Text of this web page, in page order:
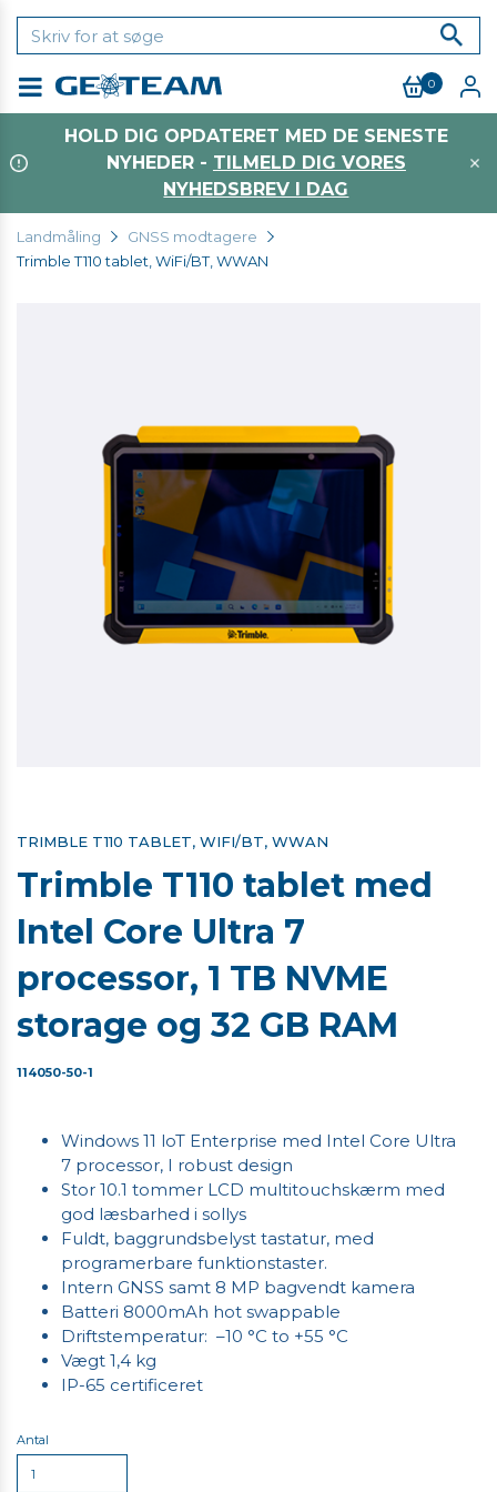
0
HOLD DIG OPDATERET MED DE SENESTE
NYHEDER - TILMELD DIG VORES
NYHEDSBREV I DAG
Landmåling
GNSS modtagere
Trimble T110 tablet, WiFi/BT, WWAN
TRIMBLE T110 TABLET, WIFI/BT, WWAN
Trimble T110 tablet med
Intel Core Ultra 7
processor, 1 TB NVME
storage og 32 GB RAM
114050-50-1
Windows 11 loT Enterprise med Intel Core Ultra
7 processor, I robust design
Stor 10.1 tommer LCD multitouchskærm med
god læsbarhed i sollys
Fuldt, baggrundsbelyst tastatur, med
programerbare funktionstaster.
Intern GNSS samt 8 MP bagvendt kamera
Batteri 8000mAh hot swappable
Driftstemperatur: –10 °C to +55 °C
Vægt 1,4 kg
IP-65 certificeret
Antal